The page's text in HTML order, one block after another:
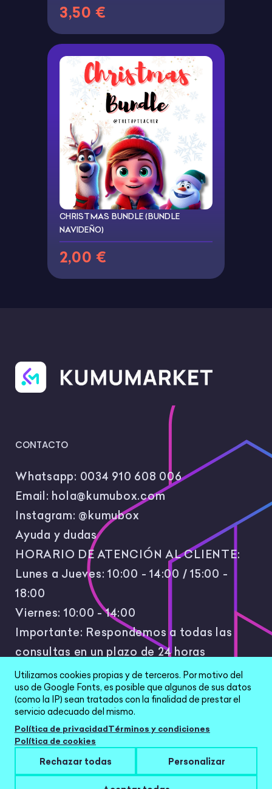
3,50 €
CHRISTMAS BUNDLE (BUNDLE
NAVIDEÑO)
2,00 €
CONTACTO
Whatsapp: 0034 910 608 006
Email: hola@kumubox.com
Instagram: @kumubox
Ayuda y dudas
HORARIO DE ATENCIÓN AL CLIENTE:
Lunes a Jueves: 10:00 - 14:00 / 15:00 -
18:00
Viernes: 10:00 - 14:00
Importante: Respondemos a todas las
consultas en un plazo de 24 horas
laborales.
All Rights Reserved © 2026 |Política de
privacidad|Términos y condiciones|Aviso Legal
Configurar cookies
Utilizamos cookies propias y de terceros. Por motivo del
uso de Google Fonts, es posible que algunos de sus datos
(como la IP) sean tratados con la finalidad de prestar el
servicio adecuado del mismo.
Política de privacidadTérminos y condiciones
Política de cookies
Rechazar todas Personalizar